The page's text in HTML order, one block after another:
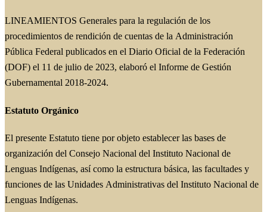
LINEAMIENTOS Generales para la regulación de los
procedimientos de rendición de cuentas de la Administración
Pública Federal publicados en el Diario Oficial de la Federación
(DOF) el 11 de julio de 2023, elaboró el Informe de Gestión
Gubernamental 2018-2024.
Estatuto Orgánico
El presente Estatuto tiene por objeto establecer las bases de
organización del Consejo Nacional del Instituto Nacional de
Lenguas Indígenas, así como la estructura básica, las facultades y
funciones de las Unidades Administrativas del Instituto Nacional de
Lenguas Indígenas.